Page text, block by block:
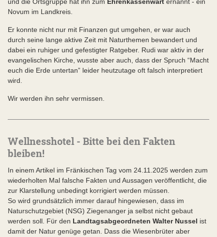
Novum im Landkreis.
Er konnte nicht nur mit Finanzen gut umgehen, er war auch
durch seine lange aktive Zeit mit Naturthemen bewandert und
dabei ein ruhiger und gefestigter Ratgeber. Rudi war aktiv in der
evangelischen Kirche, wusste aber auch, dass der Spruch “Macht
euch die Erde untertan” leider heutzutage oft falsch interpretiert
wird.
Wir werden ihn sehr vermissen.
Wellnesshotel - Bitte bei den Fakten
bleiben!
In einem Artikel im Fränkischen Tag vom 24.11.2025 werden zum
wiederholten Mal falsche Fakten und Aussagen veröffentlicht, die
zur Klarstellung unbedingt korrigiert werden müssen.
So wird grundsätzlich immer darauf hingewiesen, dass im
Naturschutzgebiet (NSG) Ziegenanger ja selbst nicht gebaut
werden soll. Für den Landtagsabgeordneten Walter Nussel ist
damit der Natur genüge getan. Dass die Wiesenbrüter aber